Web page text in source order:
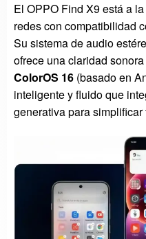
El OPPO Find X9 está a
redes con compatibilidad
Su sistema de audio
ofrece una claridad
ColorOS 16 (basado en
inteligente y fluido que
generativa para simplificar